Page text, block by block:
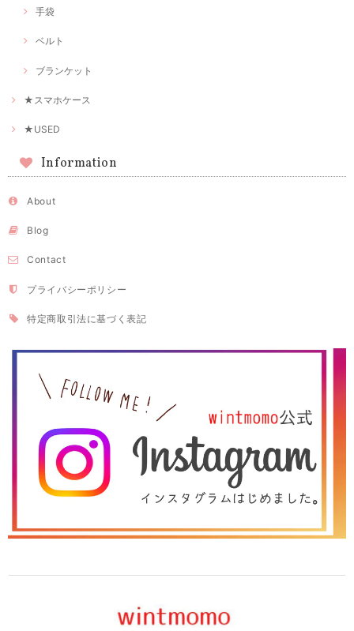
手袋
ベルト
ブランケット
★スマホケース
★USED
Information
About
Blog
Contact
プライバシーポリシー
特定商取引法に基づく表記